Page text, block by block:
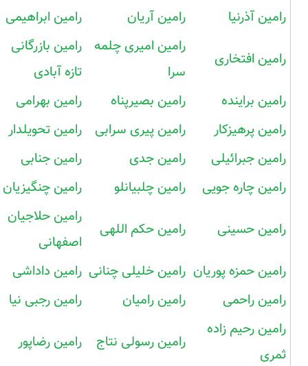
رامین آذرنیا
رامین آریان رامین ابراهیمی
رامین افتخاری
رامین امیری چلمه
سرا
رامین بازرگانی
تازه آبادی
رامین براینده
رامین بصیرپناه
رامین بهرامی
رامین پرهیزکار
رامین پیری سرابی
رامین تحویلدار
رامین جبرائیلی
رامین جدی
رامین جنابی
رامین چاره جویی
رامین چلبیانلو رامین چنگیزیان
رامین حسینی رامین حکم اللهی
رامین حلاجیان
اصفهانی
رامین حمزه پوریان رامین خلیلی چنانی رامین داداشی
رامین راحمی
رامین رامیان
رامین رجبی نیا
رامین رحیم زاده
ثمری
رامین رسولی نتاج رامین رضاپور